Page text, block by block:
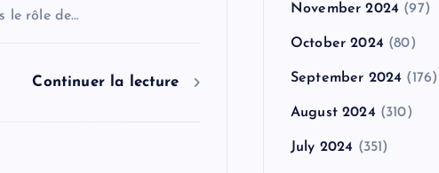
le rôle de…
Continuer la lecture
November 2024 (97)
October 2024 (80)
September 2024 (176)
August 2024 (310)
July 2024 (351)